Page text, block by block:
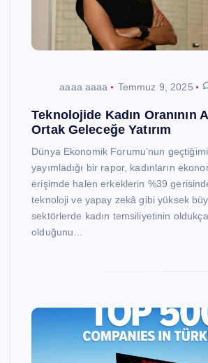
aaaa aaaa Temmuz 9, 2025
Teknolojide Kadın Oranının
Ortak Geleceğe Yatırım
Dünya Ekonomik Forumu’nun
yayımladığı bir rapor, kadınların
erişimde halen erkeklerin %39 gerisinde
teknoloji ve yapay zekâ gibi yüksek
sektörlerde kadın temsiliyetinin
olduğunu…